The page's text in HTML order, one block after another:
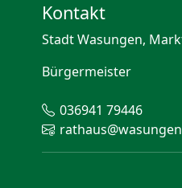
Kontakt
Stadt Wasungen,
Bürgermeister
036941 79446